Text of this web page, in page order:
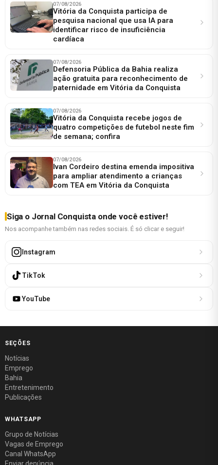
07/08/2026
Vitória da Conquista participa de
pesquisa nacional que usa IA para
identificar risco de insuficiência
cardíaca
07/08/2026
Defensoria Pública da Bahia realiza
ação gratuita para reconhecimento de
paternidade em Vitória da Conquista
07/08/2026
Vitória da Conquista recebe jogos de
quatro competições de futebol neste fim
de semana; confira
07/08/2026
Ivan Cordeiro destina emenda impositiva
para ampliar atendimento a crianças
com TEA em Vitória da Conquista
Siga o Jornal Conquista onde você estiver!
Nos acompanhe também nas redes sociais. É só clicar e seguir!
Instagram
TikTok
YouTube
SEÇÕES
Notícias
Emprego
Bahia
Entretenimento
Publicações
WHATSAPP
Grupo de Notícias
Vagas de Emprego
Canal WhatsApp